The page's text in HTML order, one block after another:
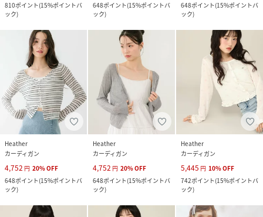
810ポイント(15%ポイントバ
ック)
648ポイント(15%ポイントバ
ック)
648ポイント(15%ポイントバ
ック)
Heather
カーディガン
4,752 円 20%OFF
648ポイント(15%ポイントバ
ック)
Heather
カーディガン
4,752 円 20%OFF
648ポイント(15%ポイントバ
ック)
Heather
カーディガン
5,445 円 10%OFF
742ポイント(15%ポイントバ
ック)